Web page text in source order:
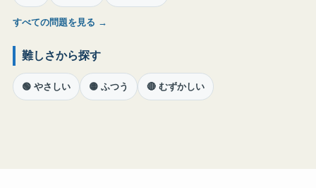
すべての問題を見る →
難しさから探す
🟢 やさしい 🟡 ふつう 🔴 むずかしい